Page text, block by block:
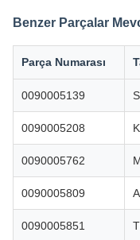
Benzer Parçalar
Parça Numarası
0090005139
0090005208
0090005762
0090005809
0090005851